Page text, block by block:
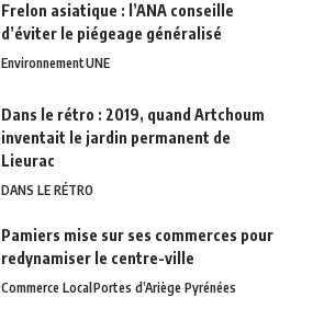
Frelon asiatique : l’ANA conseille
d’éviter le piégeage généralisé
EnvironnementUNE
Dans le rétro : 2019, quand Artchoum
inventait le jardin permanent de
Lieurac
DANS LE RÉTRO
Pamiers mise sur ses commerces pour
redynamiser le centre-ville
Commerce LocalPortes d’Ariège Pyrénées